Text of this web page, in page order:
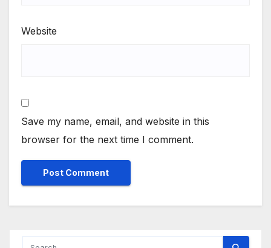
Website
Save my name, email, and website in this
browser for the next time I comment.